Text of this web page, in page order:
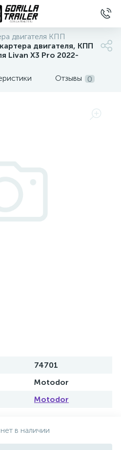
двигателя КПП
двигателя, КПП
Livan X3 Pro 2022-
Отзывы 0
74701
Motodor
Motodor
в наличии